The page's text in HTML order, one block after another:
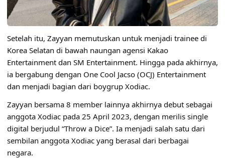
Setelah itu, Zayyan memutuskan untuk menjadi trainee di
Korea Selatan di bawah naungan agensi Kakao
Entertainment dan SM Entertainment. Hingga pada akhirnya,
ia bergabung dengan One Cool Jacso (OCJ) Entertainment
dan menjadi bagian dari boygrup Xodiac.
Zayyan bersama 8 member lainnya akhirnya debut sebagai
anggota Xodiac pada 25 April 2023, dengan merilis single
digital berjudul “Throw a Dice”. Ia menjadi salah satu dari
sembilan anggota Xodiac yang berasal dari berbagai
negara.